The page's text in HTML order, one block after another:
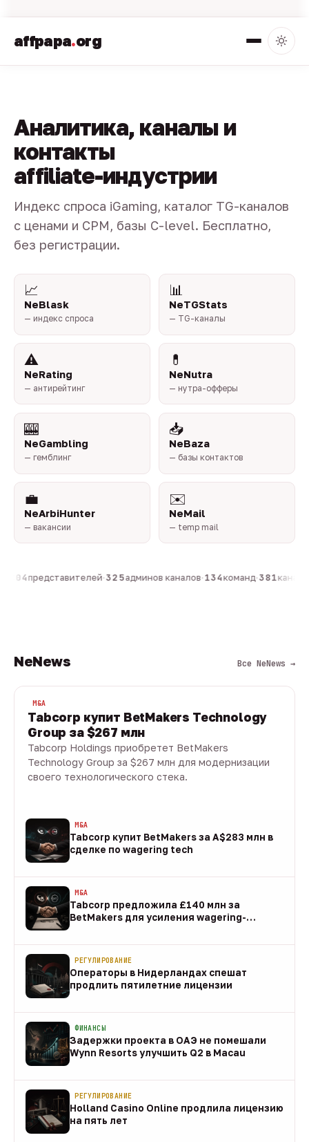
affpapa.org
Аналитика, каналы и
контакты
affiliate-индустрии
Индекс спроса iGaming, каталог TG-каналов
с ценами и CPM, базы C-level. Бесплатно,
без регистрации.
📈
NeBlask
— индекс спроса
📊
NeTGStats
— TG-каналы
⚠️
NeRating
— антирейтинг
💊
NeNutra
— нутра-офферы
🎰
NeGambling
— гемблинг
📥
NeBaza
— базы контактов
💼
NeArbiHunter
— вакансии
✉️
NeMail
— temp mail
804представителей·325админов каналов·134команд·381
NeNews Все NeNews →
M&A
Tabcorp купит BetMakers Technology
Group за $267 млн
Tabcorp Holdings приобретет BetMakers
Technology Group за $267 млн для модернизации
своего технологического стека.
M&A
Tabcorp купит BetMakers за A$283 млн в
сделке по wagering tech
M&A
Tabcorp предложила £140 млн за
BetMakers для усиления wagering-
РЕГУЛИРОВАНИЕ
Операторы в Нидерландах спешат
продлить пятилетние лицензии
ФИНАНСЫ
Задержки проекта в ОАЭ не помешали
Wynn Resorts улучшить Q2 в Macau
РЕГУЛИРОВАНИЕ
Holland Casino Online продлила лицензию
на пять лет